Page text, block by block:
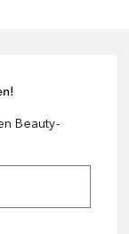
Beauty-